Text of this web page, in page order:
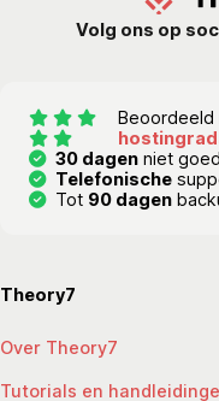
Volg ons op
Beoordeeld
30 dagen niet
Telefonische
Tot 90 dagen
Theory7
Over Theory7
Tutorials en